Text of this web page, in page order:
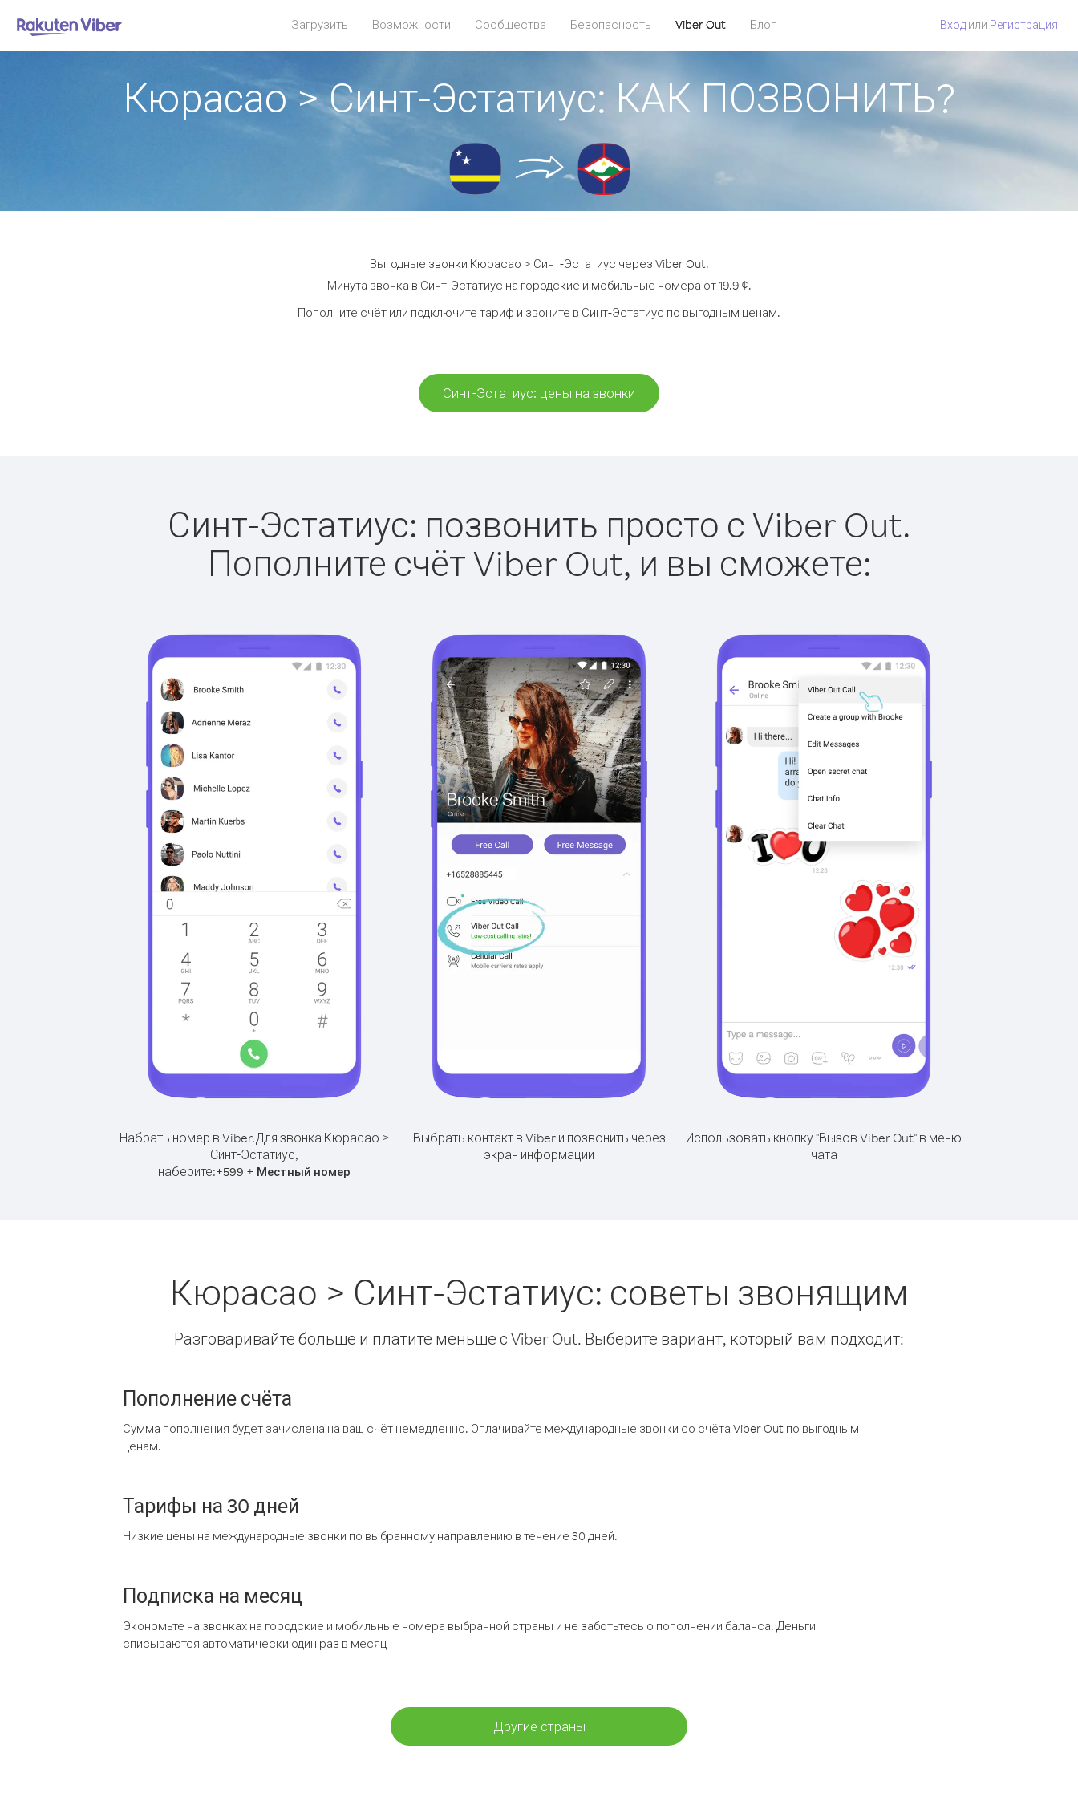
Загрузить Возможности Сообщества Безопасность Viber Out Блог Вход или Регистрация
Кюрасао > Синт-Эстатиус: КАК ПОЗВОНИТЬ?
Выгодные звонки Кюрасао > Синт-Эстатиус через Viber Out.
Минута звонка в Синт-Эстатиус на городские и мобильные номера от 19.9 ¢.
Пополните счёт или подключите тариф и звоните в Синт-Эстатиус по выгодным ценам.
Синт-Эстатиус: цены на звонки
Синт-Эстатиус: позвонить просто с Viber Out.
Пополните счёт Viber Out, и вы сможете:
Набрать номер в Viber.Для звонка Кюрасао >
Синт-Эстатиус,
наберите:+599 + Местный номер
Выбрать контакт в Viber и позвонить через
экран информации
Использовать кнопку "Вызов Viber Out" в меню
чата
Кюрасао > Синт-Эстатиус: советы звонящим
Разговаривайте больше и платите меньше с Viber Out. Выберите вариант, который вам подходит:
Пополнение счёта
Сумма пополнения будет зачислена на ваш счёт немедленно. Оплачивайте международные звонки со счёта Viber Out по выгодным
ценам.
Тарифы на 30 дней
Низкие цены на международные звонки по выбранному направлению в течение 30 дней.
Подписка на месяц
Экономьте на звонках на городские и мобильные номера выбранной страны и не заботьтесь о пополнении баланса. Деньги
списываются автоматически один раз в месяц
Другие страны